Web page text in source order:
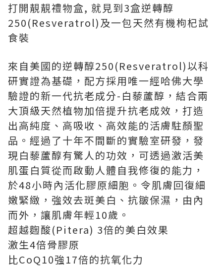
打開靚靚禮物盒, 就見到3盒逆轉醇
250(Resveratrol)及一包天然有機枸杞試
食裝
來自美國的逆轉醇250(Resveratrol)以科
研實證為基礎，配方採用唯一經哈佛大學
驗證的新一代抗老成分- 白藜蘆醇 ，結合兩
大頂級天然植物加倍提升抗老成效，打造
出高純度、高吸收、高效能的活膚駐顏聖
品。經過了十年不間斷的實驗室研發，發
現白藜蘆醇有驚人的功效，可透過激活美
肌蛋白質從而啟動人體自我修復的能力，
於48小時內活化膠原細胞。令肌膚回復細
嫩緊緻，強效去斑美白、抗皺保濕，由內
而外，讓肌膚年輕10歲。
超越麴酸(Pitera) 3倍的美白效果
激生4倍骨膠原
比CoQ10強17倍的抗氧化力